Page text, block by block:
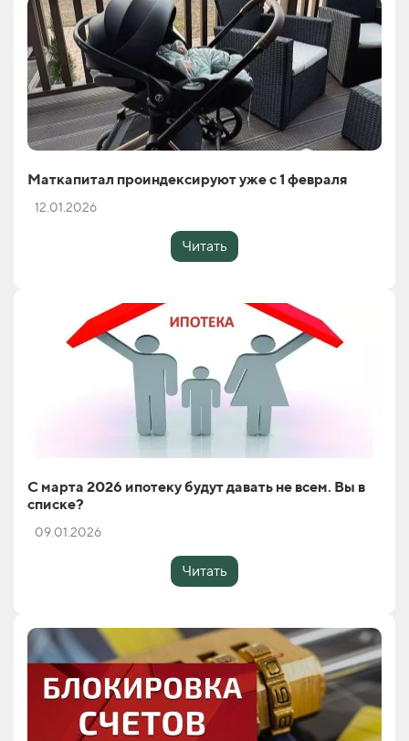
Маткапитал проиндексируют уже с 1 февраля
12.01.2026
Читать
С марта 2026 ипотеку будут давать не всем. Вы в
списке?
09.01.2026
Читать